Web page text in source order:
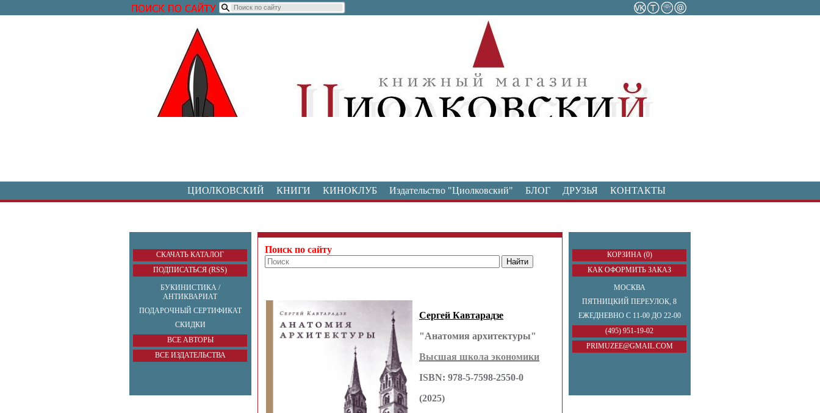
ЦИОЛКОВСКИЙ КНИГИ КИНОКЛУБ Издательство "Циолковский" БЛОГ ДРУЗЬЯ КОНТАКТЫ
СКАЧАТЬ КАТАЛОГ
ПОДПИСАТЬСЯ (RSS)
БУКИНИСТИКА /
АНТИКВАРИАТ
ПОДАРОЧНЫЙ СЕРТИФИКАТ
СКИДКИ
ВСЕ АВТОРЫ
ВСЕ ИЗДАТЕЛЬСТВА
Поиск по сайту
Сергей Кавтарадзе
"Анатомия архитектуры"
Высшая школа экономики
ISBN: 978-5-7598-2550-0
(2025)
КОРЗИНА (0)
КАК ОФОРМИТЬ ЗАКАЗ
МОСКВА
ПЯТНИЦКИЙ ПЕРЕУЛОК, 8
ЕЖЕДНЕВНО С 11-00 ДО 22-00
(495) 951-19-02
PRIMUZEE@GMAIL.COM